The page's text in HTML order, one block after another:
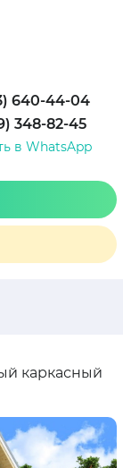
640-44-04
348-82-45
в WhatsApp
каркасный